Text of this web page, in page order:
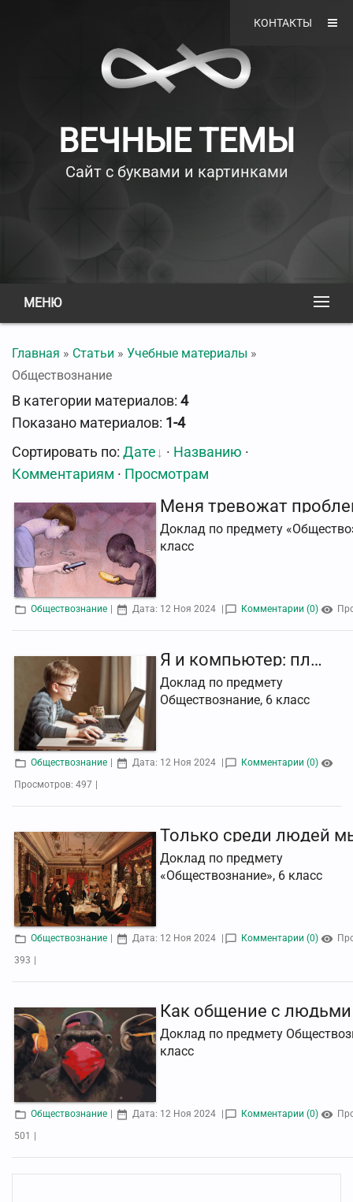
ВЕЧНЫЕ ТЕМЫ
Сайт с буквами и картинками
КОНТАКТЫ
МЕНЮ
Главная » Статьи » Учебные материалы »
Обществознание
В категории материалов: 4
Показано материалов: 1-4
Сортировать по: Дате · Названию ·
Комментариям · Просмотрам
Доклад по предмету
класс
Обществознание Дата: 12 Ноя 2024 Комментарии (0)
Я и компьютер: плюсы и минусы
Доклад по предмету
Обществознание, 6 класс
Обществознание Дата: 12 Ноя 2024
Комментарии (0)
Просмотров: 497
Доклад по предмету
«Обществознание», 6 класс
Обществознание Дата: 12 Ноя 2024 Комментарии (0)
393
Доклад по предмету
класс
Обществознание Дата: 12 Ноя 2024 Комментарии (0)
501